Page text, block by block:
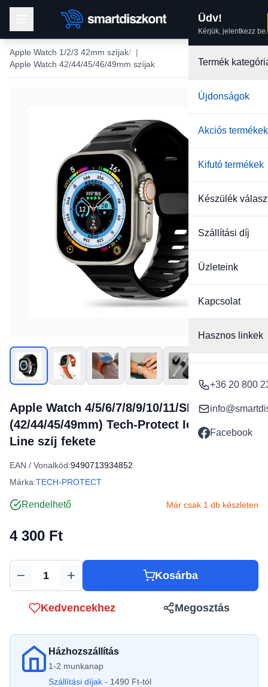
Üdv!
Kérjük, jelentkezz be.
Termék
Újdonságok
Akciós termékek
Kifutó termékek
Készülék
Szállítási díj
Üzleteink
Kapcsolat
Hasznos linkek
+36 20 800
Facebook
Apple Watch 1/2/3 42mm szíjak
|
Apple Watch 42/44/45/46/49mm szíjak
Apple Watch 4/5/6/7/8/9/10/11/SE/Ultra
(42/44/45/49mm) Tech-Protect Iconband
Line szíj fekete
EAN / Vonalkód:9490713934852
Márka:TECH-PROTECT
Rendelhető Már csak 1 db készleten
4 300 Ft
Mennyiség Kosárba
Kedvencekhez Megosztás
Házhozszállítás
1-2 munkanap
Szállítási díjak - 1490 Ft-tól